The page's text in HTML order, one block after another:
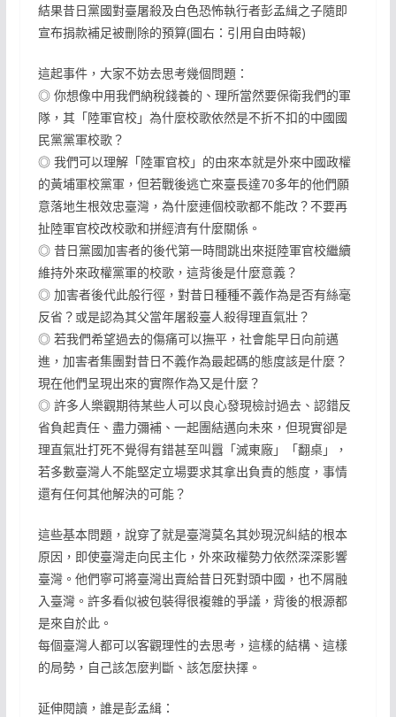
結果昔日黨國對臺屠殺及白色恐怖執行者彭孟緝之子隨即
宣布捐款補足被刪除的預算(圖右：引用自由時報)
這起事件，大家不妨去思考幾個問題：
◎ 你想像中用我們納稅錢養的、理所當然要保衛我們的軍
隊，其「陸軍官校」為什麼校歌依然是不折不扣的中國國
民黨黨軍校歌？
◎ 我們可以理解「陸軍官校」的由來本就是外來中國政權
的黃埔軍校黨軍，但若戰後逃亡來臺長達70多年的他們願
意落地生根效忠臺灣，為什麼連個校歌都不能改？不要再
扯陸軍官校改校歌和拼經濟有什麼關係。
◎ 昔日黨國加害者的後代第一時間跳出來挺陸軍官校繼續
維持外來政權黨軍的校歌，這背後是什麼意義？
◎ 加害者後代此般行徑，對昔日種種不義作為是否有絲毫
反省？或是認為其父當年屠殺臺人殺得理直氣壯？
◎ 若我們希望過去的傷痛可以撫平，社會能早日向前邁
進，加害者集團對昔日不義作為最起碼的態度該是什麼？
現在他們呈現出來的實際作為又是什麼？
◎ 許多人樂觀期待某些人可以良心發現檢討過去、認錯反
省負起責任、盡力彌補、一起團結邁向未來，但現實卻是
理直氣壯打死不覺得有錯甚至叫囂「滅東廠」「翻桌」，
若多數臺灣人不能堅定立場要求其拿出負責的態度，事情
還有任何其他解決的可能？
這些基本問題，說穿了就是臺灣莫名其妙現況糾結的根本
原因，即使臺灣走向民主化，外來政權勢力依然深深影響
臺灣。他們寧可將臺灣出賣給昔日死對頭中國，也不屑融
入臺灣。許多看似被包裝得很複雜的爭議，背後的根源都
是來自於此。
每個臺灣人都可以客觀理性的去思考，這樣的結構、這樣
的局勢，自己該怎麼判斷、該怎麼抉擇。
延伸閱讀，誰是彭孟緝：